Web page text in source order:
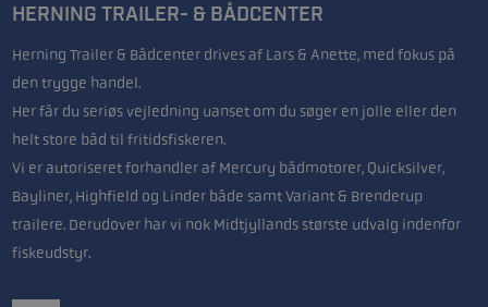
HERNING TRAILER- & BÅDCENTER
Herning Trailer & Bådcenter drives af Lars & Anette, med fokus på
den trygge handel.
Her får du seriøs vejledning uanset om du søger en jolle eller den
helt store båd til fritidsfiskeren.
Vi er autoriseret forhandler af Mercury bådmotorer, Quicksilver,
Bayliner, Highfield og Linder både samt Variant & Brenderup
trailere. Derudover har vi nok Midtjyllands største udvalg indenfor
fiskeudstyr.